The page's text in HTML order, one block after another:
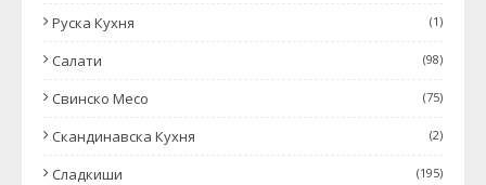
Руска Кухня (1)
Салати (98)
Свинско Месо (75)
Скандинавска Кухня (2)
Сладкиши (195)